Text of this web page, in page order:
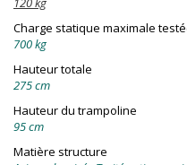
Charge statique maximale
700 kg
Hauteur totale
275 cm
Hauteur du trampoline
95 cm
Matière structure